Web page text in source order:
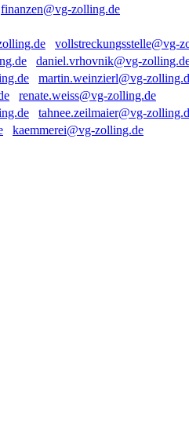
finanzen@vg-zolling.de
vollstreckungsstelle@vg-
daniel.vrhovnik@vg-
martin.weinzierl@vg-
renate.weiss@vg-zolling.de
tahnee.zeilmaier@vg-
kaemmerei@vg-zolling.de